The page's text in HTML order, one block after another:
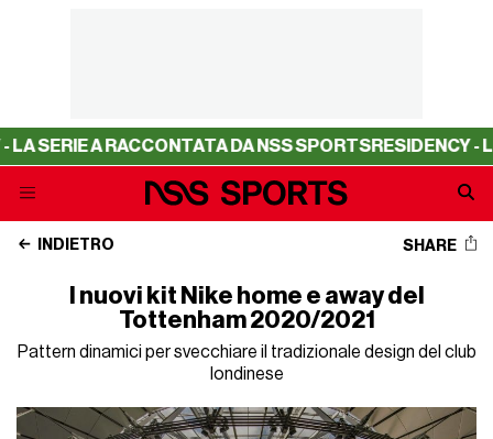
A RACCONTATA DA NSS SPORTSRESIDENCY - LA
INDIETRO SHARE
I nuovi kit Nike home e away del
Tottenham 2020/2021
Pattern dinamici per svecchiare il tradizionale design del club
londinese